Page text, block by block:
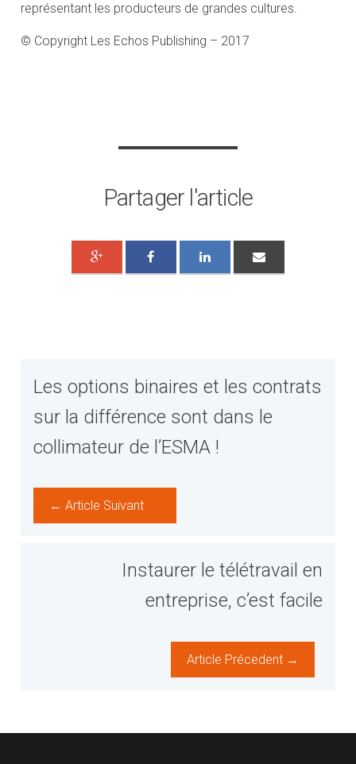
représentant les producteurs de grandes cultures.
© Copyright Les Echos Publishing – 2017
Partager l'article
Les options binaires et les contrats
sur la différence sont dans le
collimateur de l’ESMA !
← Article Suivant
Instaurer le télétravail en
entreprise, c’est facile
Article Précedent →